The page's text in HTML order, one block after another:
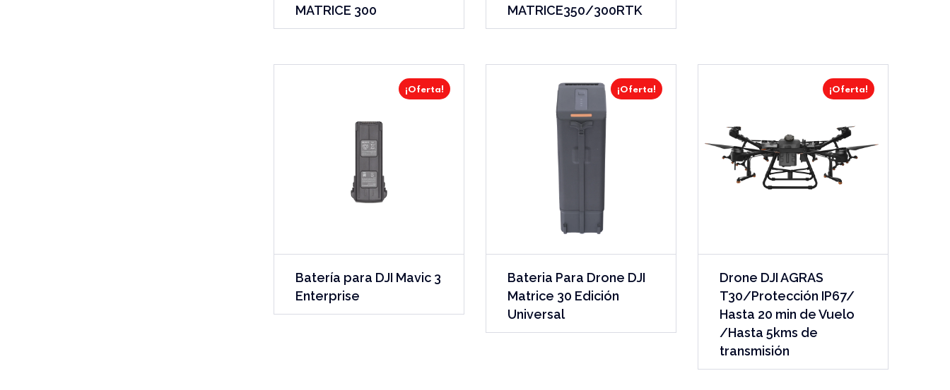
MATRICE 300
MATRICE350/300RTK
¡Oferta!
Batería para DJI Mavic 3
Enterprise
¡Oferta!
Bateria Para Drone DJI
Matrice 30 Edición
Universal
¡Oferta!
Drone DJI AGRAS
T30/Protección IP67/
Hasta 20 min de Vuelo
/Hasta 5kms de
transmisión